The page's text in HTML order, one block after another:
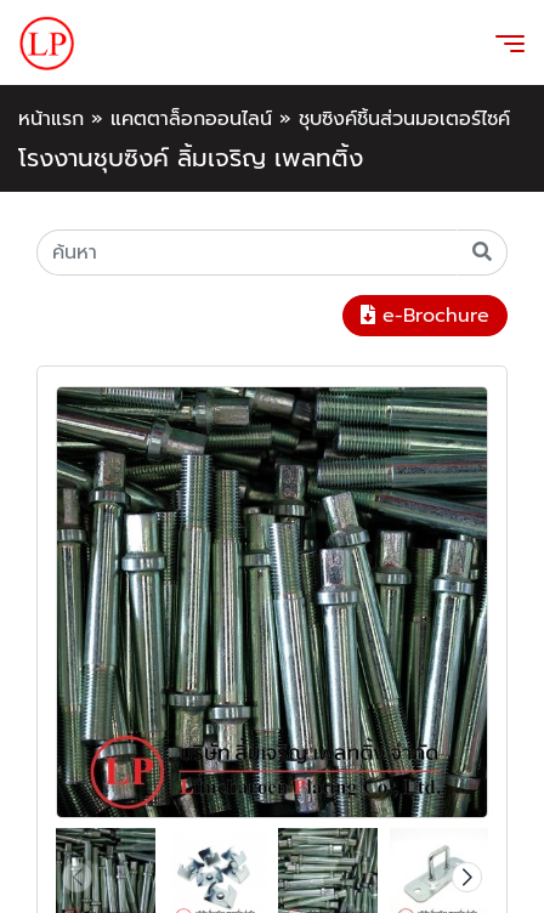
หน้าแรก » แคตตาล็อกออนไลน์ » ชุบซิงค์ชิ้นส่วนมอเตอร์ไซค์
โรงงานชุบซิงค์ ลิ้มเจริญ เพลทติ้ง
e-Brochure